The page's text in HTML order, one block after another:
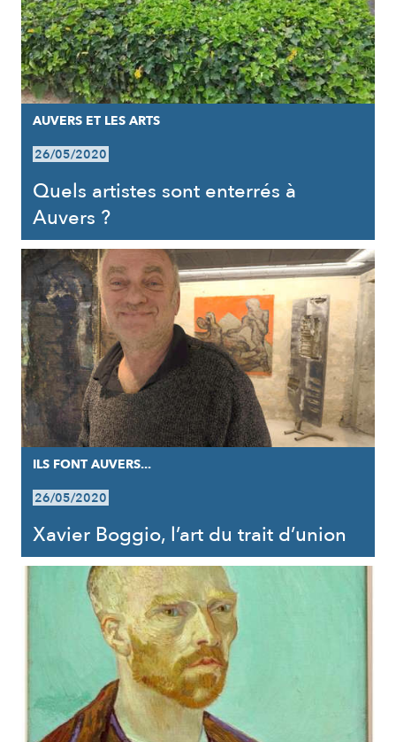
AUVERS ET LES ARTS
26/05/2020
Quels artistes sont enterrés à
Auvers ?
ILS FONT AUVERS...
26/05/2020
Xavier Boggio, l’art du trait d’union